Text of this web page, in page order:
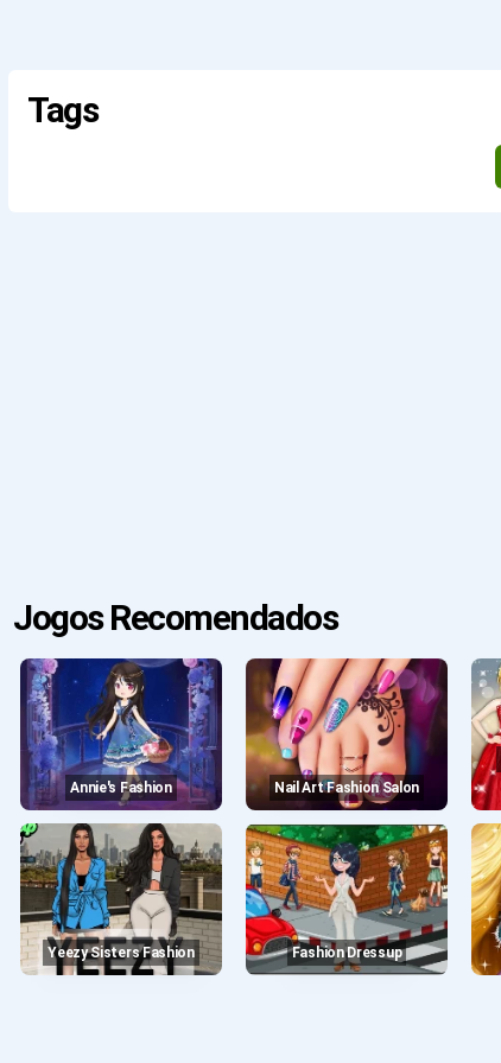
Tags
Jogos Recomendados
Annie's Fashion Nail Art Fashion Salon
Yeezy Sisters Fashion Fashion Dressup